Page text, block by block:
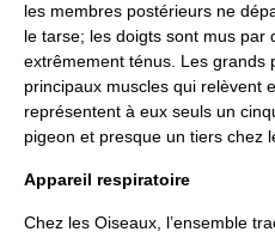
les membres postérieurs ne
le tarse; les doigts sont mus par
extrêmement ténus. Les grands
principaux muscles qui relèvent
représentent à eux seuls un
pigeon et presque un tiers chez
Appareil respiratoire
Chez les Oiseaux, l’ensemble